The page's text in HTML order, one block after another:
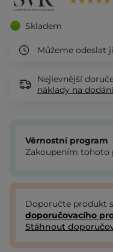
Skladem
Můžeme odeslat
Nejlevnější
náklady na
Věrnostní program
Zakoupením tohoto
Doporučte produkt
doporučovacího
Stáhnout